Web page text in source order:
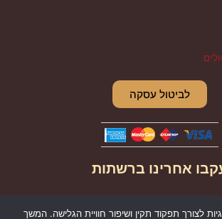
לביטול עסקה
אחרינו ברשתות
F
I
לצורך תפקוד תקין ושיפור חוויית הגלישה. המשך